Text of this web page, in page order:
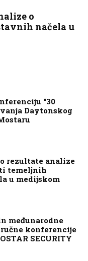
o
načela u
“30
Daytonskog
rezultate analize
temeljnih
u medijskom
međunarodne
konferencije
SECURITY